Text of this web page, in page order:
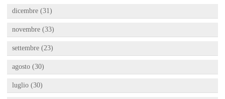
dicembre (31)
novembre (33)
settembre (23)
agosto (30)
luglio (30)